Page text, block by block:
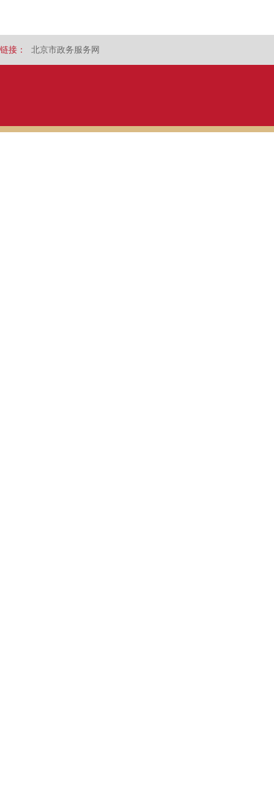
链接： 北京市政务服务网